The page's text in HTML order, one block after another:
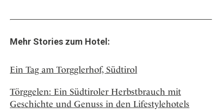
Mehr Stories zum Hotel:
Ein Tag am Torgglerhof, Südtirol
Törggelen: Ein Südtiroler Herbstbrauch mit
Geschichte und Genuss in den Lifestylehotels